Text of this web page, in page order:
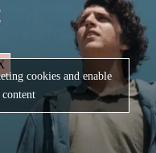
cookies and enable